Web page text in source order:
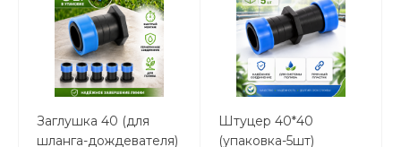
Заглушка 40 (для
шланга-дождевателя)
Штуцер 40*40
(упаковка-5шт)